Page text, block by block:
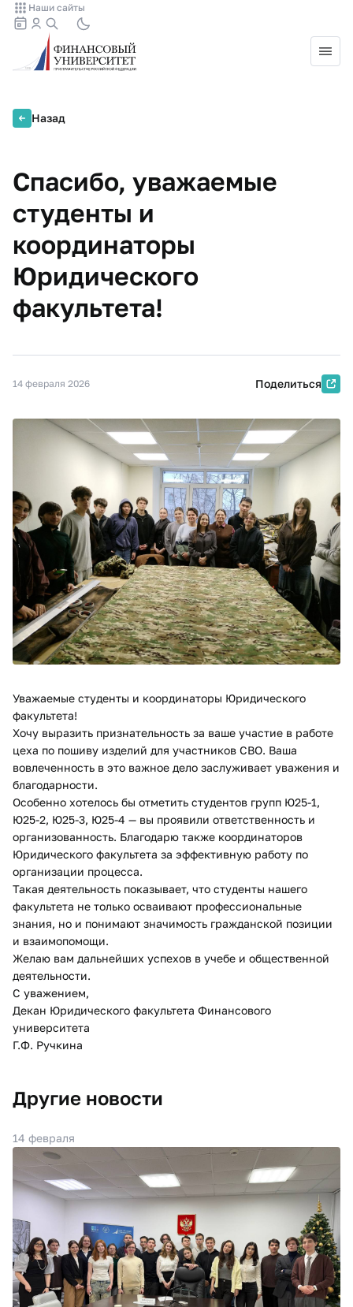
Наши сайты
Назад
Спасибо, уважаемые
студенты и
координаторы
Юридического
факультета!
14 февраля 2026 Поделиться
Уважаемые студенты и координаторы Юридического
факультета!
Хочу выразить признательность за ваше участие в работе
цеха по пошиву изделий для участников СВО. Ваша
вовлеченность в это важное дело заслуживает уважения и
благодарности.
Особенно хотелось бы отметить студентов групп Ю25-1,
Ю25-2, Ю25-3, Ю25-4 — вы проявили ответственность и
организованность. Благодарю также координаторов
Юридического факультета за эффективную работу по
организации процесса.
Такая деятельность показывает, что студенты нашего
факультета не только осваивают профессиональные
знания, но и понимают значимость гражданской позиции
и взаимопомощи.
Желаю вам дальнейших успехов в учебе и общественной
деятельности.
С уважением,
Декан Юридического факультета Финансового
университета
Г.Ф. Ручкина
Другие новости
14 февраля